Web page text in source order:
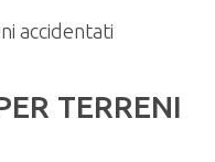
accidentati
TERRENI